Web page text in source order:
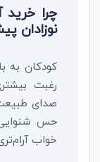
چرا
نوزادان
کودکان به
رغبت
صدای
حس
خواب